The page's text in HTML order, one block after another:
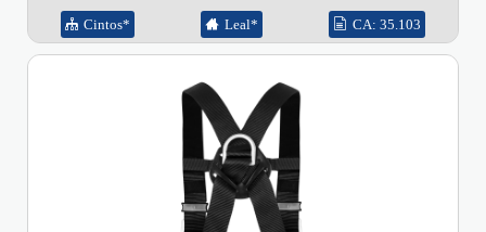
Cintos* Leal* CA: 35.103